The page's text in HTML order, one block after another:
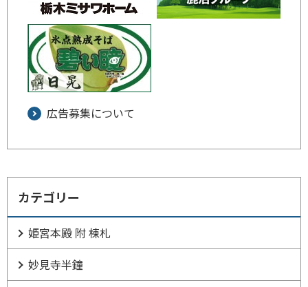
広告募集について
カテゴリー
姫宮本殿 附 棟札
妙見寺半鐘